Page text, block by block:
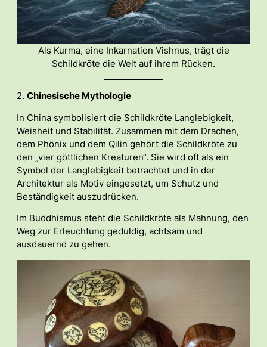
Als Kurma, eine Inkarnation Vishnus, trägt die
Schildkröte die Welt auf ihrem Rücken.
2. Chinesische Mythologie
In China symbolisiert die Schildkröte Langlebigkeit,
Weisheit und Stabilität. Zusammen mit dem Drachen,
dem Phönix und dem Qilin gehört die Schildkröte zu
den „vier göttlichen Kreaturen“. Sie wird oft als ein
Symbol der Langlebigkeit betrachtet und in der
Architektur als Motiv eingesetzt, um Schutz und
Beständigkeit auszudrücken.
Im Buddhismus steht die Schildkröte als Mahnung, den
Weg zur Erleuchtung geduldig, achtsam und
ausdauernd zu gehen.